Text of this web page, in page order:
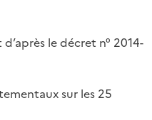
le décret n° 2014-
sur les 25